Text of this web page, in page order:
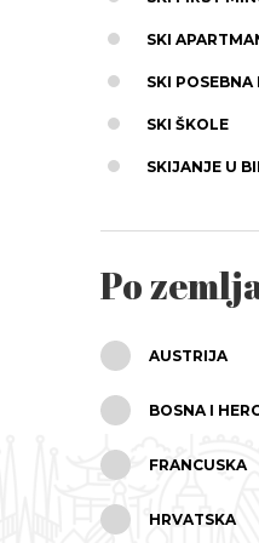
SKI
SKI
SKI ŠKOLE
SKIJANJE U
Po
AUSTRIJA
BOSNA I
FRANCUSKA
HRVATSKA